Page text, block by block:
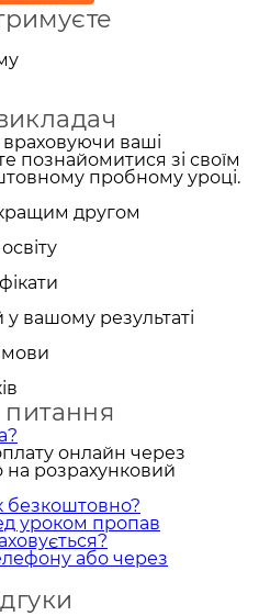
ваші
познайомитися зі своїм
пробному уроці.
другом
у вашому результаті
мови
питання
онлайн через
на розрахунковий
безкоштовно?
уроком пропав
або через